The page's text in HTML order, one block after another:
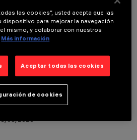
OPCIONALES
08/2026
las cookies”, usted acepta que las
dispositivo para mejorar la navegación
mismo, y colaborar con nuestros
Más información
Aceptar todas las cookies
de cookies